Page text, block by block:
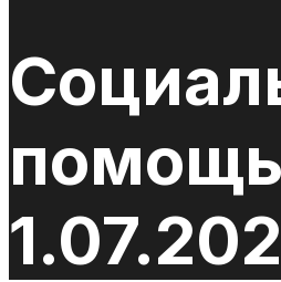
помощь